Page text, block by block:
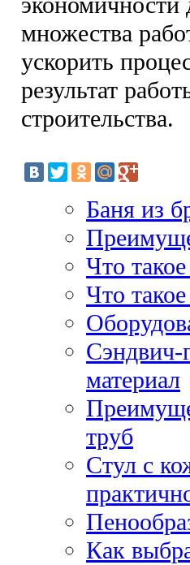
множества
ускорить
результат
строительства.
Баня из
Что
Что
Сэндвич-
материал
труб
Стул с
Как